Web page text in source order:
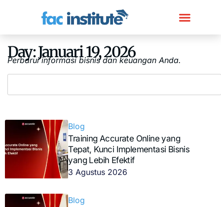
Day: Januari 19, 2026
Perbarui informasi bisnis dan keuangan Anda.
Blog
Training Accurate Online yang
Tepat, Kunci Implementasi Bisnis
yang Lebih Efektif
3 Agustus 2026
Blog